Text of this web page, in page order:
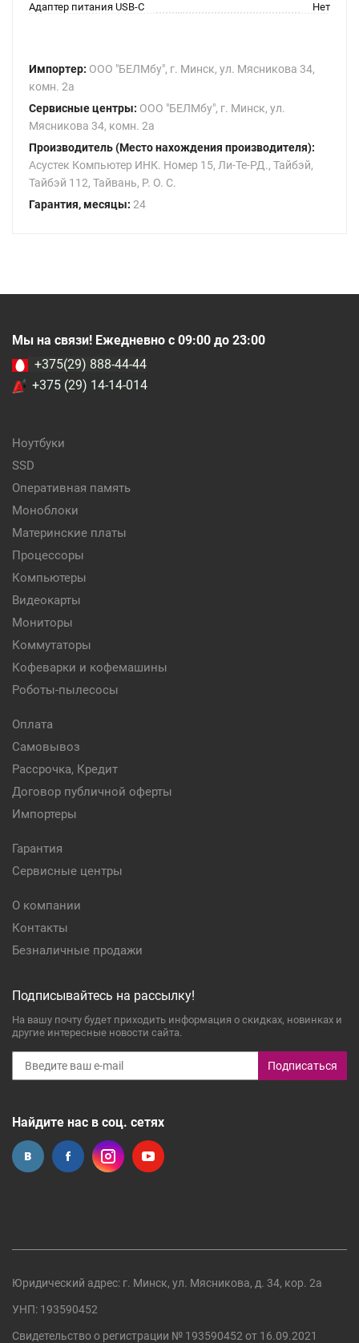
Адаптер питания USB-C Нет
Импортер: ООО "БЕЛМбу", г. Минск, ул. Мясникова 34,
комн. 2а
Сервисные центры: ООО "БЕЛМбу", г. Минск, ул.
Мясникова 34, комн. 2а
Производитель (Место нахождения производителя):
Асустек Компьютер ИНК. Номер 15, Ли-Те-РД., Тайбэй,
Тайбэй 112, Тайвань, Р. О. С.
Гарантия, месяцы: 24
Мы на связи! Ежедневно с 09:00 до 23:00
+375(29) 888-44-44
+375 (29) 14-14-014
Ноутбуки
SSD
Оперативная память
Моноблоки
Материнские платы
Процессоры
Компьютеры
Видеокарты
Мониторы
Коммутаторы
Кофеварки и кофемашины
Роботы-пылесосы
Оплата
Самовывоз
Рассрочка, Кредит
Договор публичной оферты
Импортеры
Гарантия
Сервисные центры
О компании
Контакты
Безналичные продажи
Подписывайтесь на рассылку!
На вашу почту будет приходить информация о скидках, новинках и
другие интересные новости сайта.
Подписаться
Найдите нас в соц. сетях
Юридический адрес: г. Минск, ул. Мясникова, д. 34, кор. 2а
УНП: 193590452
Свидетельство о регистрации № 193590452 от 16.09.2021